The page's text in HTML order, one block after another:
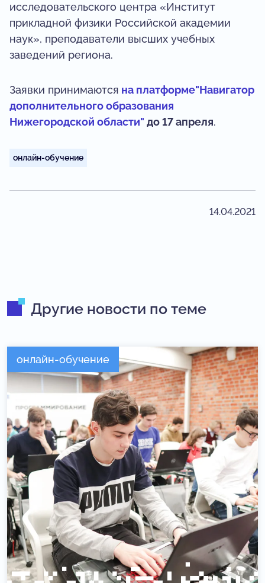
исследовательского центра «Институт
прикладной физики Российской академии
наук», преподаватели высших учебных
заведений региона.
Заявки принимаются на платформе"Навигатор
дополнительного образования
Нижегородской области" до 17 апреля.
онлайн-обучение
14.04.2021
Другие новости по теме
онлайн-обучение